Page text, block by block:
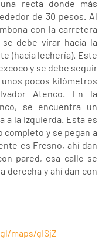
recta donde más
de 30 pesos. Al
con la carretera
debe virar hacia la
(hacia lechería). Este
y se debe seguir
pocos kilómetros
Atenco. En la
se encuentra un
a la izquierda. Esta es
completo y se pegan a
es Fresno, ahí dan
pared, esa calle se
derecha y ahí dan con
maps/gISjZ